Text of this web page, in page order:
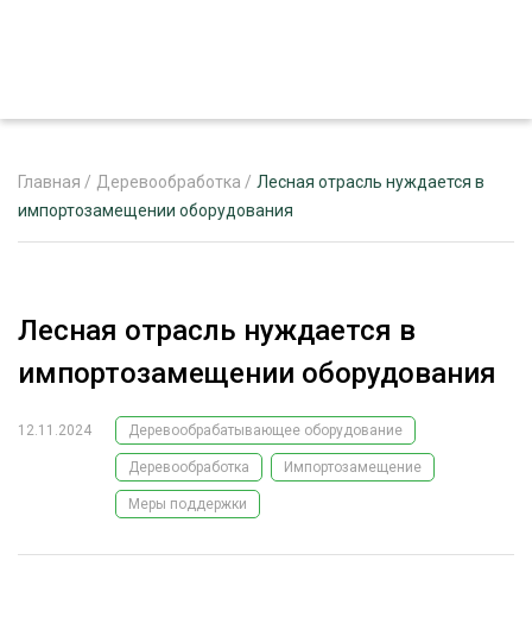
РЕКЛАМОДАТЕЛЯМ
ЛЕСНОЕ ХОЗЯЙСТВО
ЛЕСОЗАГОТОВКА
ЭКСПЕРТНОЕ МНЕНИЕ
Главная / Деревообработка / Лесная отрасль нуждается в
импортозамещении оборудования
Лесная отрасль нуждается в
импортозамещении оборудования
12.11.2024 Деревообрабатывающее оборудование
Деревообработка Импортозамещение
Меры поддержки